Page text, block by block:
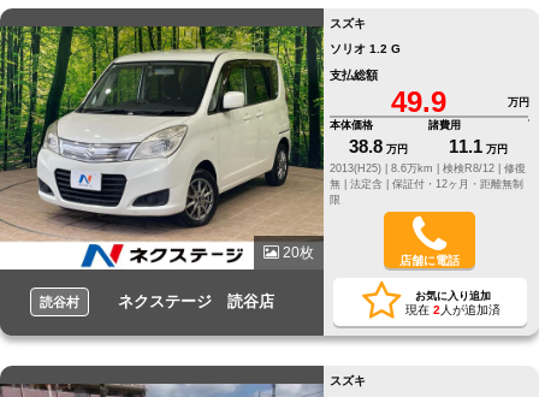
20枚
読谷村 ネクステージ 読谷店
スズキ
ソリオ 1.2 G
支払総額
49.9
万円
本体価格
38.8 万円
諸費用
11.1 万円
2013(H25) |
8.6万km | 検検R8/12 | 修復
無 | 法定含 | 保証付・12ヶ月・距離無制
限
店舗に電話
お気に入り追加
現在 2 人が追加済
スズキ